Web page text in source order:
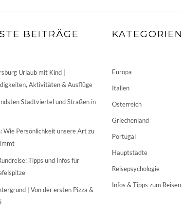
BEITRÄGE
Urlaub mit Kind |
Aktivitäten & Ausflüge
Stadtviertel und Straßen in
Wie Persönlichkeit unsere Art zu
Tipps und Infos für
| Von der ersten Pizza &
KATEGORIEN
Europa
Italien
Österreich
Griechenland
Portugal
Hauptstädte
Reisepsychologie
Infos & Tipps zum Reisen